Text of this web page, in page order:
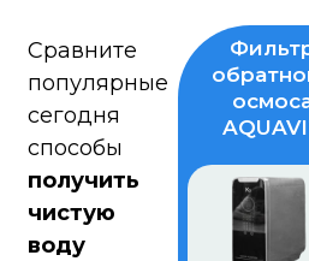
Сравните
популярные
сегодня
способы
получить
чистую
воду